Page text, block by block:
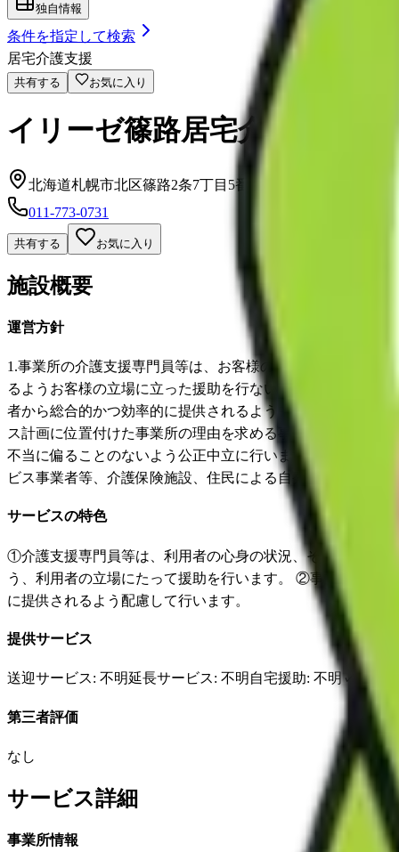
独自情報
条件を指定して検索
居宅介護支援
共有する お気に入り
イリーゼ篠路居宅介護支援事
北海道札幌市北区篠路2条7丁目5番15号
011-773-0731
共有する お気に入り
施設概要
運営方針
1.事業所の介護支援専門員等は、お客様の心身の状況、そ
るようお客様の立場に立った援助を行ないます。 2.事業の
者から総合的かつ効率的に提供されるよう中立公正なサー
ス計画に位置付けた事業所の理由を求める事が可能である
不当に偏ることのないよう公正中立に行います。 5.事業の
ビス事業者等、介護保険施設、住民による自発的な活動に
サービスの特色
①介護支援専門員等は、利用者の心身の状況、その置かれ
う、利用者の立場にたって援助を行います。 ②事業の実施
に提供されるよう配慮して行います。
提供サービス
送迎サービス: 不明延長サービス: 不明 自宅援助: 不明✓ 損害
第三者評価
なし
サービス詳細
事業所情報